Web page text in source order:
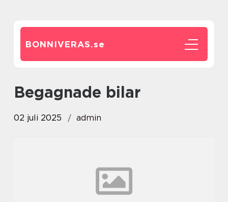
BONNIVERAS.se
Begagnade bilar
02 juli 2025 admin